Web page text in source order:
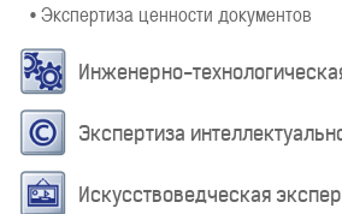
• Экспертиза ценности документов
Инженерно-
Экспертиза
Искусствоведческая